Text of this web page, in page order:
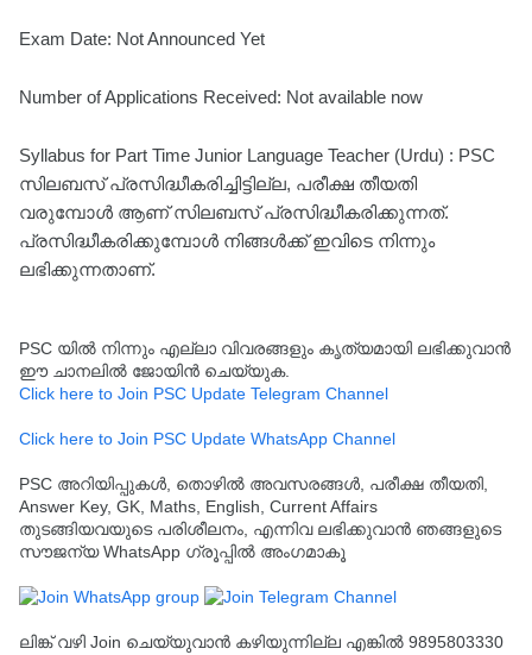
Exam Date: Not Announced Yet
Number of Applications Received: Not available now
Syllabus for Part Time Junior Language Teacher (Urdu) : PSC
സിലബസ് പ്രസിദ്ധീകരിച്ചിട്ടില്ല, പരീക്ഷ തീയതി
വരുമ്പോൾ ആണ് സിലബസ് പ്രസിദ്ധീകരിക്കുന്നത്.
പ്രസിദ്ധീകരിക്കുമ്പോൾ നിങ്ങൾക്ക് ഇവിടെ നിന്നും
ലഭിക്കുന്നതാണ്.
PSC യിൽ നിന്നും എല്ലാ വിവരങ്ങളും കൃത്യമായി ലഭിക്കുവാൻ
ഈ ചാനലിൽ ജോയിൻ ചെയ്യുക.
Click here to Join PSC Update Telegram Channel
Click here to Join PSC Update WhatsApp Channel
PSC അറിയിപ്പുകൾ, തൊഴിൽ അവസരങ്ങൾ, പരീക്ഷ തീയതി,
Answer Key, GK, Maths, English, Current Affairs
തുടങ്ങിയവയുടെ പരിശീലനം, എന്നിവ ലഭിക്കുവാൻ ഞങ്ങളുടെ
സൗജന്യ WhatsApp ഗ്രൂപ്പിൽ അംഗമാകൂ
ലിങ്ക് വഴി Join ചെയ്യുവാൻ കഴിയുന്നില്ല എങ്കിൽ 9895803330